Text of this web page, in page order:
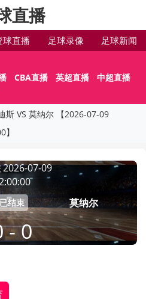
直播
球直播 足球录像 足球新闻
CBA直播 英超直播
中超直播
斯 VS 莫纳尔 【2026-07-09
】
2026-07-09
已结束
- 0
莫纳尔